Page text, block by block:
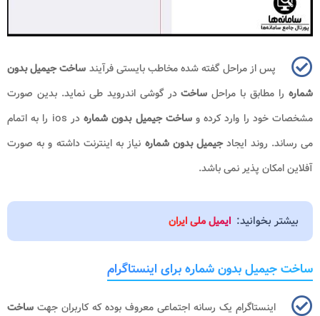
پس از مراحل گفته شده مخاطب بایستی فرآیند ساخت جیمیل بدون
شمارهرا مطابق با مراحل ساختدر گوشی اندروید طی نماید. بدین صورت
مشخصات خود را وارد کرده و ساخت جیمیل بدون شمارهدر ios را به اتمام
می رساند. روند ایجادجیمیل بدون شماره نیاز به اینترنت داشته و به صورت
آفلاین امکان پذیر نمی باشد.
بیشتر بخوانید: ایمیل ملی ایران
ساخت جیمیل بدون شماره برای اینستاگرام
اینستاگرام یک رسانه اجتماعی معروف بوده که کاربران جهت ساخت